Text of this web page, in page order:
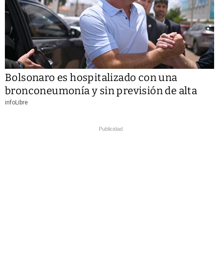
Bolsonaro es hospitalizado con una
bronconeumonía y sin previsión de alta
infoLibre
Publicidad